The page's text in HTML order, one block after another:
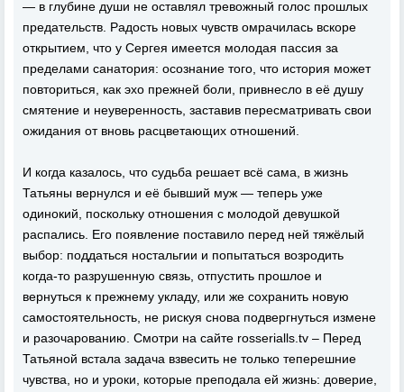
— в глубине души не оставлял тревожный голос прошлых
предательств. Радость новых чувств омрачилась вскоре
открытием, что у Сергея имеется молодая пассия за
пределами санатория: осознание того, что история может
повториться, как эхо прежней боли, привнесло в её душу
смятение и неуверенность, заставив пересматривать свои
ожидания от вновь расцветающих отношений.
И когда казалось, что судьба решает всё сама, в жизнь
Татьяны вернулся и её бывший муж — теперь уже
одинокий, поскольку отношения с молодой девушкой
распались. Его появление поставило перед ней тяжёлый
выбор: поддаться ностальгии и попытаться возродить
когда-то разрушенную связь, отпустить прошлое и
вернуться к прежнему укладу, или же сохранить новую
самостоятельность, не рискуя снова подвергнуться измене
и разочарованию. Смотри на сайте rosserialls.tv – Перед
Татьяной встала задача взвесить не только теперешние
чувства, но и уроки, которые преподала ей жизнь: доверие,